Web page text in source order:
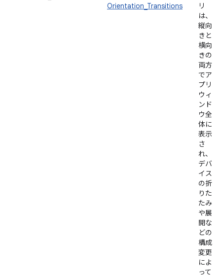
Orientation_Transitions
リ
は、
縦向
きと
横向
きの
両方
でア
プリ
ウィ
ンド
ウ全
体に
表示
さ
れ、
デバ
イス
の折
りた
たみ
や展
開な
どの
構成
変更
によ
って